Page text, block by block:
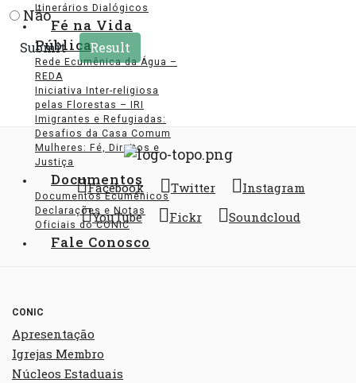
Itinerários Dialógicos
Fé na Vida
Pública
Rede Ecumênica da Água –
REDA
Iniciativa Inter-religiosa
pelas Florestas – IRI
Imigrantes e Refugiadas:
Desafios da Casa Comum
Mulheres: Fé, Direitos e
Justiça
Documentos
Documentos Ecumênicos
Declarações e Notas
Oficiais do CONIC
Fale Conosco
Não
Facebook Twitter
Instagram
YouTube
Fickr Soundcloud
CONIC
Apresentação
Igrejas Membro
Núcleos Estaduais